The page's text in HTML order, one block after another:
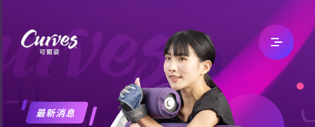
最新消息